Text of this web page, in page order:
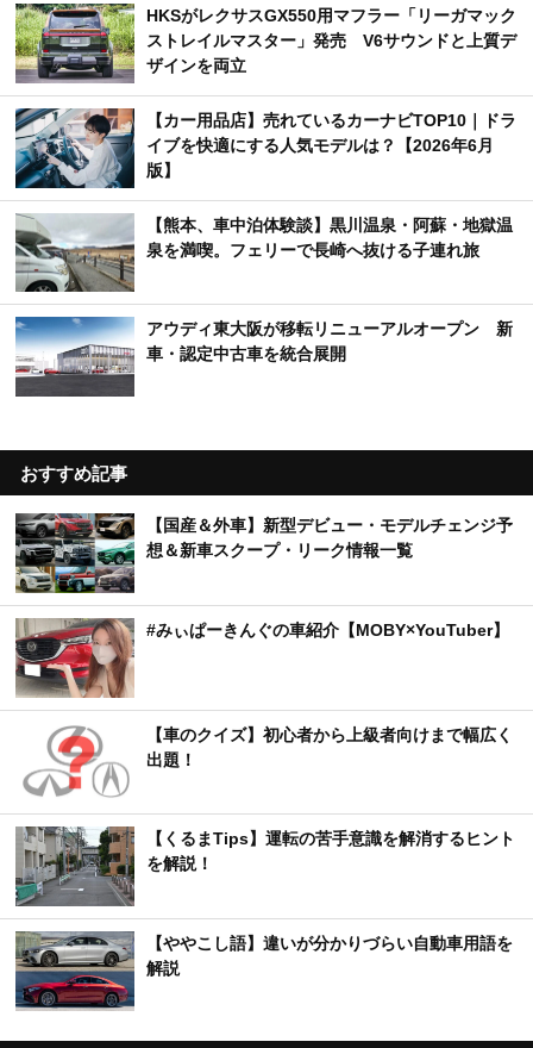
HKSがレクサスGX550用マフラー「リーガマック
ストレイルマスター」発売 V6サウンドと上質デ
ザインを両立
【カー用品店】売れているカーナビTOP10｜ドラ
イブを快適にする人気モデルは？【2026年6月
版】
【熊本、車中泊体験談】黒川温泉・阿蘇・地獄温
泉を満喫。フェリーで長崎へ抜ける子連れ旅
アウディ東大阪が移転リニューアルオープン 新
車・認定中古車を統合展開
おすすめ記事
【国産＆外車】新型デビュー・モデルチェンジ予
想＆新車スクープ・リーク情報一覧
#みぃぱーきんぐの車紹介【MOBY×YouTuber】
【車のクイズ】初心者から上級者向けまで幅広く
出題！
【くるまTips】運転の苦手意識を解消するヒント
を解説！
【ややこし語】違いが分かりづらい自動車用語を
解説